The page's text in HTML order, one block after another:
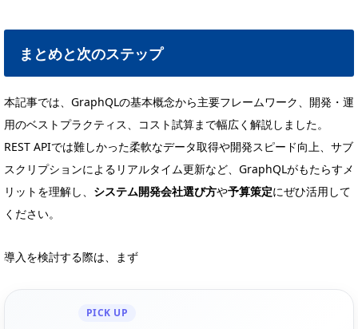
まとめと次のステップ
本記事では、GraphQLの基本概念から主要フレームワーク、開発・運
用のベストプラクティス、コスト試算まで幅広く解説しました。
REST APIでは難しかった柔軟なデータ取得や開発スピード向上、サブ
スクリプションによるリアルタイム更新など、GraphQLがもたらすメ
リットを理解し、 システム開発会社選び方や予算策定にぜひ活用して
ください。
導入を検討する際は、まず
PICK UP